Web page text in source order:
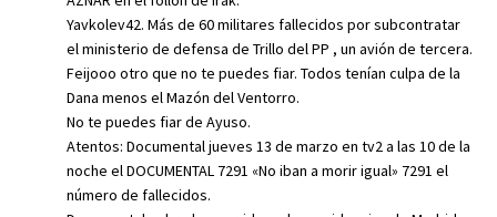
Yavkolev42. Más de 60 militares fallecidos por subcontratar
el ministerio de defensa de Trillo del PP , un avión de tercera.
Feijooo otro que no te puedes fiar. Todos tenían culpa de la
Dana menos el Mazón del Ventorro.
No te puedes fiar de Ayuso.
Atentos: Documental jueves 13 de marzo en tv2 a las 10 de la
noche el DOCUMENTAL 7291 «No iban a morir igual» 7291 el
número de fallecidos.